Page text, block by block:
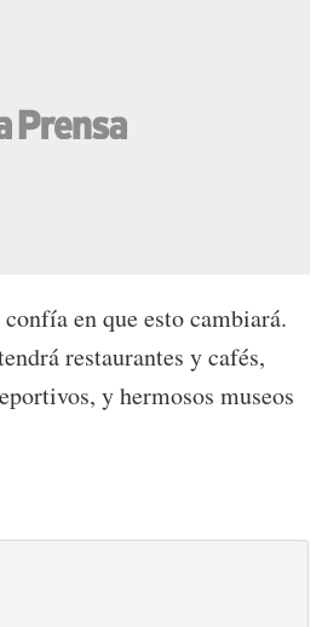
en que esto cambiará.
restaurantes y cafés,
y hermosos museos